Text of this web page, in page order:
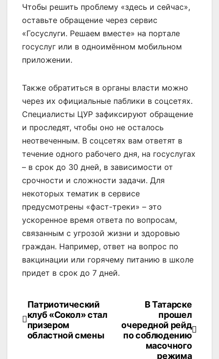
Чтобы решить проблему «здесь и сейчас»,
оставьте обращение через сервис
«Госуслуги. Решаем вместе» на портале
госуслуг или в одноимённом мобильном
приложении.
Также обратиться в органы власти можно
через их официальные паблики в соцсетях.
Специалисты ЦУР зафиксируют обращение
и проследят, чтобы оно не осталось
неотвеченным. В соцсетях вам ответят в
течение одного рабочего дня, на госуслугах
– в срок до 30 дней, в зависимости от
срочности и сложности задачи. Для
некоторых тематик в сервисе
предусмотрены «фаст-треки» – это
ускоренное время ответа по вопросам,
связанным с угрозой жизни и здоровью
граждан. Например, ответ на вопрос по
вакцинации или горячему питанию в школе
придет в срок до 7 дней.
Навигация
по
В Татарске
прошел
очередной рейд
по соблюдению
масочного
режима
Патриотический
клуб «Сокол» стал
призером
областной смены